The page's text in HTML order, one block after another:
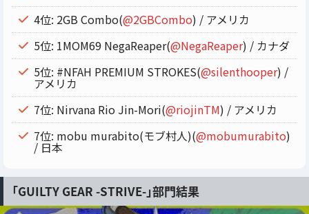
4位: 2GB Combo(@2GBCombo) / アメリカ
5位: 1MOM69 NegaReaper(@NegaReaper) / カナダ
5位: #NFAH PREMIUM STROKES(@silenthooper) /
アメリカ
7位: Nirvana Rio Jin-Mori(@riojinTM) / アメリカ
7位: mobu murabito(モブ村人)(@mobumurabito)
/ 日本
「GUILTY GEAR -STRIVE-」部門結果